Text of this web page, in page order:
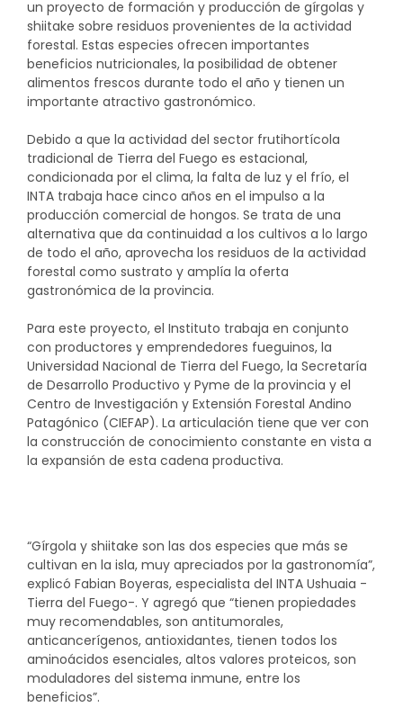
un proyecto de formación y producción de gírgolas y
shiitake sobre residuos provenientes de la actividad
forestal. Estas especies ofrecen importantes
beneficios nutricionales, la posibilidad de obtener
alimentos frescos durante todo el año y tienen un
importante atractivo gastronómico.
Debido a que la actividad del sector frutihortícola
tradicional de Tierra del Fuego es estacional,
condicionada por el clima, la falta de luz y el frío, el
INTA trabaja hace cinco años en el impulso a la
producción comercial de hongos. Se trata de una
alternativa que da continuidad a los cultivos a lo largo
de todo el año, aprovecha los residuos de la actividad
forestal como sustrato y amplía la oferta
gastronómica de la provincia.
Para este proyecto, el Instituto trabaja en conjunto
con productores y emprendedores fueguinos, la
Universidad Nacional de Tierra del Fuego, la Secretaría
de Desarrollo Productivo y Pyme de la provincia y el
Centro de Investigación y Extensión Forestal Andino
Patagónico (CIEFAP). La articulación tiene que ver con
la construcción de conocimiento constante en vista a
la expansión de esta cadena productiva.
“Gírgola y shiitake son las dos especies que más se
cultivan en la isla, muy apreciados por la gastronomía”,
explicó Fabian Boyeras, especialista del INTA Ushuaia -
Tierra del Fuego-. Y agregó que “tienen propiedades
muy recomendables, son antitumorales,
anticancerígenos, antioxidantes, tienen todos los
aminoácidos esenciales, altos valores proteicos, son
moduladores del sistema inmune, entre los
beneficios”.